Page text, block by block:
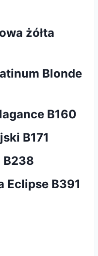
żółta
Blonde
B160
B171
B238
Eclipse B391